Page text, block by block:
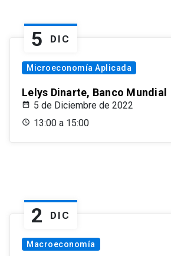
5 DIC
Microeconomía Aplicada
Lelys Dinarte, Banco Mundial
5 de Diciembre de 2022
13:00 a 15:00
2 DIC
Macroeconomía